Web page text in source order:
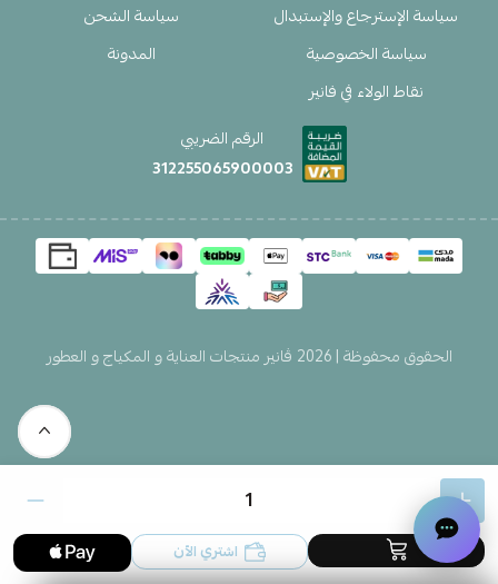
اشتري الآن
سياسة الإسترجاع والإستبدال
سياسة الشحن
سياسة الخصوصية
المدونة
نقاط الولاء في فانير
الرقم الضريبي
312255065900003
الحقوق محفوظة | 2026 ڤانير منتجات العناية و المكياج و العطور